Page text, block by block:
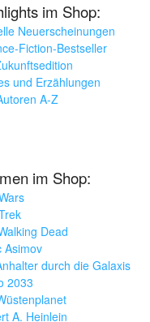
im Shop:
Neuerscheinungen
Fiction-Bestseller
und Erzählungen
A-Z
im Shop:
Dead
Asimov
durch die Galaxis
2033
A. Heinlein